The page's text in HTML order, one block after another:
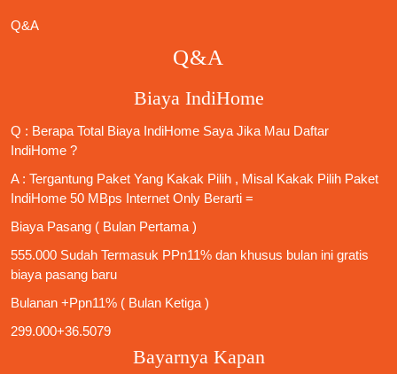
Q&A
Q&A
Biaya IndiHome
Q : Berapa Total Biaya IndiHome Saya Jika Mau Daftar
IndiHome ?
A : Tergantung Paket Yang Kakak Pilih , Misal Kakak Pilih Paket
IndiHome 50 MBps Internet Only Berarti =
Biaya Pasang ( Bulan Pertama )
555.000 Sudah Termasuk PPn11% dan khusus bulan ini gratis
biaya pasang baru
Bulanan +Ppn11% ( Bulan Ketiga )
299.000+36.5079
Bayarnya Kapan